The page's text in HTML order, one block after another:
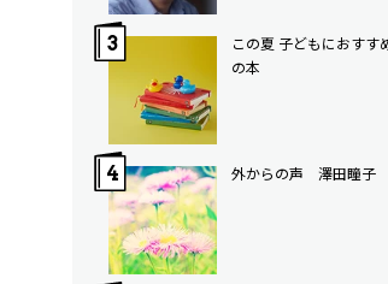
この夏 子どもにおすす
の本
外からの声 澤田瞳子